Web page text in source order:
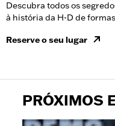
Descubra todos os
à história da H-D de
Reserve o seu lugar
PRÓXIMOS